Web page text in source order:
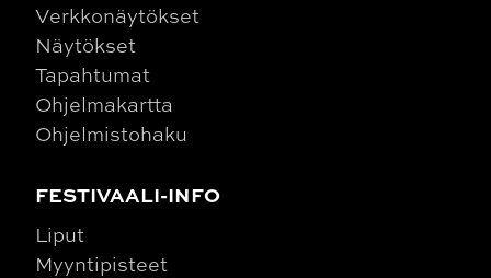
Verkkonäytökset
Näytökset
Tapahtumat
Ohjelmakartta
Ohjelmistohaku
FESTIVAALI-INFO
Liput
Myyntipisteet